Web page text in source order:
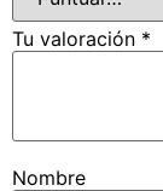
Tu valoración *
Nombre